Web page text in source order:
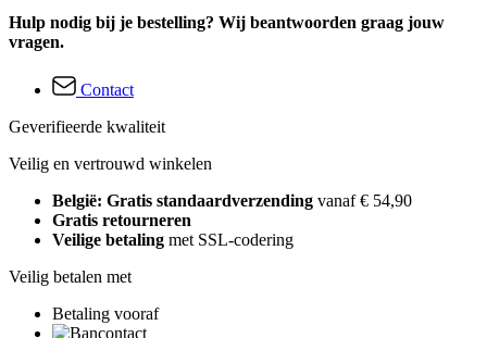
Hulp nodig bij je bestelling? Wij beantwoorden graag jouw
vragen.
Contact
Geverifieerde kwaliteit
Veilig en vertrouwd winkelen
België: Gratis standaardverzending vanaf € 54,90
Gratis retourneren
Veilige betaling met SSL-codering
Veilig betalen met
Betaling vooraf